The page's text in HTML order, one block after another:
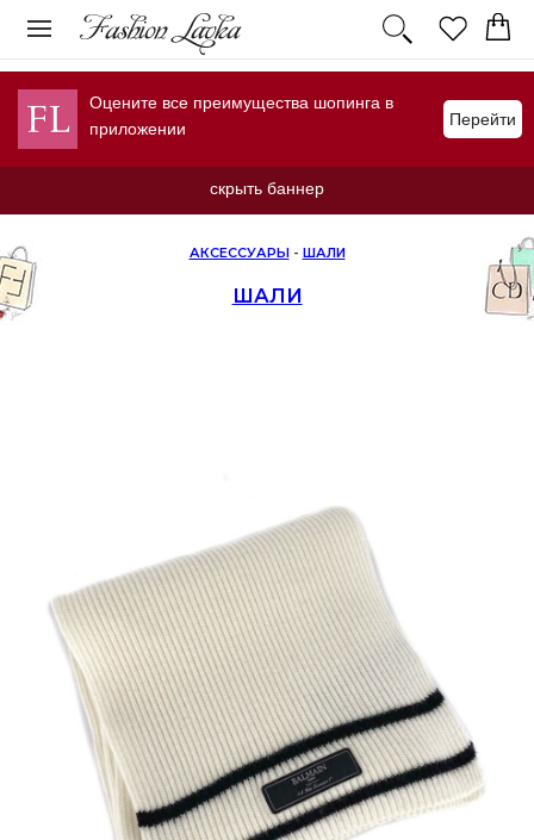
Оцените все преимущества шопинга в
приложении
Перейти
скрыть баннер
АКСЕССУАРЫ- ШАЛИ
ШАЛИ